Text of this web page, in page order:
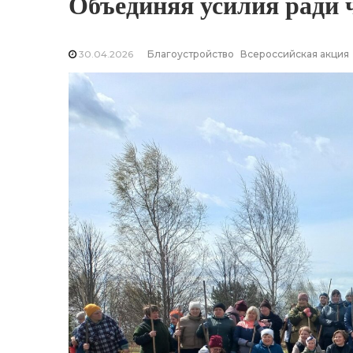
30.04.2026 Благоустройство Всероссийская акция